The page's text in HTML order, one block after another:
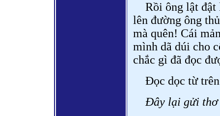
Rồi ông lật đật
lên đường ông
mà quên! Cái
mình dã dúi cho
chắc gì đã đọc
Đọc dọc từ
Đây lại gửi thơ